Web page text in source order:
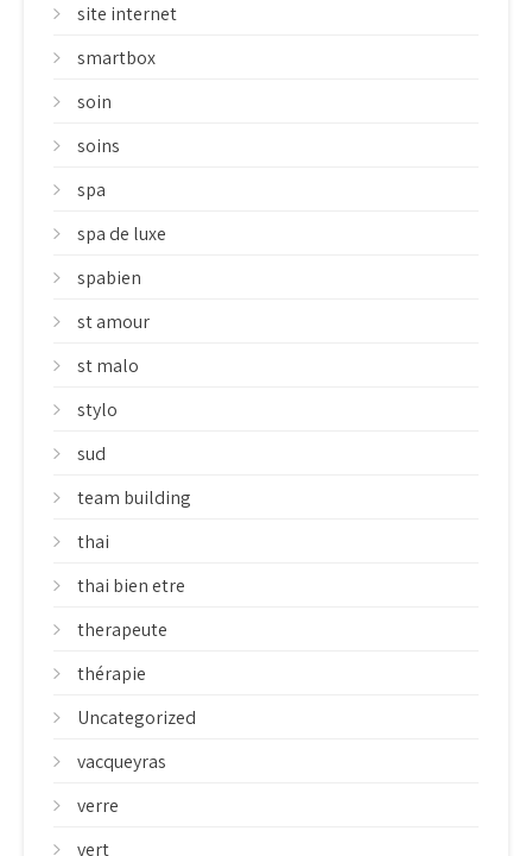
site internet
smartbox
soin
soins
spa
spa de luxe
spabien
st amour
st malo
stylo
sud
team building
thai
thai bien etre
therapeute
thérapie
Uncategorized
vacqueyras
verre
vert